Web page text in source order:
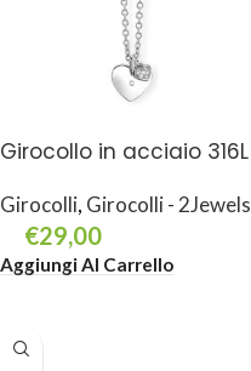
Girocollo in acciaio 316L
Girocolli, Girocolli - 2Jewels
€29,00
Aggiungi Al Carrello